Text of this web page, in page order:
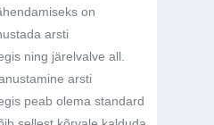
on
arsti
ning järelvalve all.
arsti
peab olema standard